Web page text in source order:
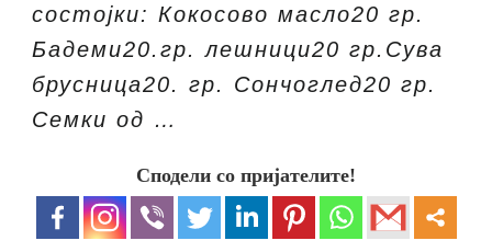
состојки: Кокосово масло20 гр.
Бадеми20.гр. лешници20 гр.Сува
брусница20. гр. Сончоглед20 гр.
Семки од …
Сподели со пријателите!